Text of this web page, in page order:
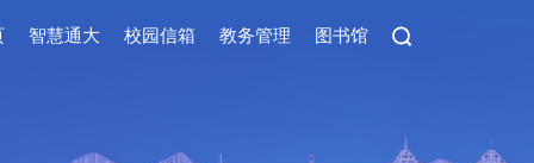
智慧通大 校园信箱 教务管理 图书馆